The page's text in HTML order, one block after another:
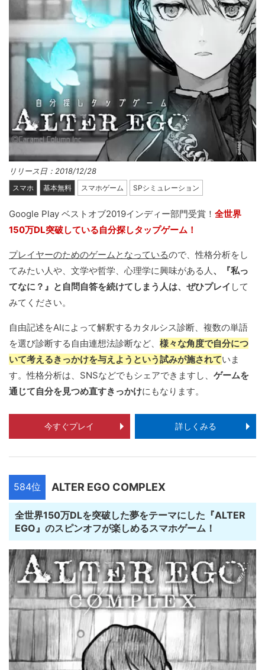
リリース日：2018/12/28
スマホ 基本無料 スマホゲーム SPシミュレーション
Google Play ベストオブ2019インディー部門受賞！ 全世界
150万DL突破している自分探しタップゲーム！
プレイヤーのためのゲームとなっているので、性格分析をし
てみたい人や、文学や哲学、心理学に興味がある人、『私っ
てなに？』と自問自答を続けてしまう人は、ぜひプレイ して
みてください。
自由記述をAIによって解釈するカタルシス診断、複数の単語
を選び診断する自由連想法診断など、 様々な角度で自分につ
いて考えるきっかけを与えようという試みが施されていま
す。性格分析は、SNSなどでもシェアできますし、 ゲームを
通じて自分を見つめ直すきっかけにもなります。
今すぐプレイ 詳しくみる
584位 ALTER EGO COMPLEX
全世界150万DLを突破した夢をテーマにした『ALTER
EGO』のスピンオフが楽しめるスマホゲーム！